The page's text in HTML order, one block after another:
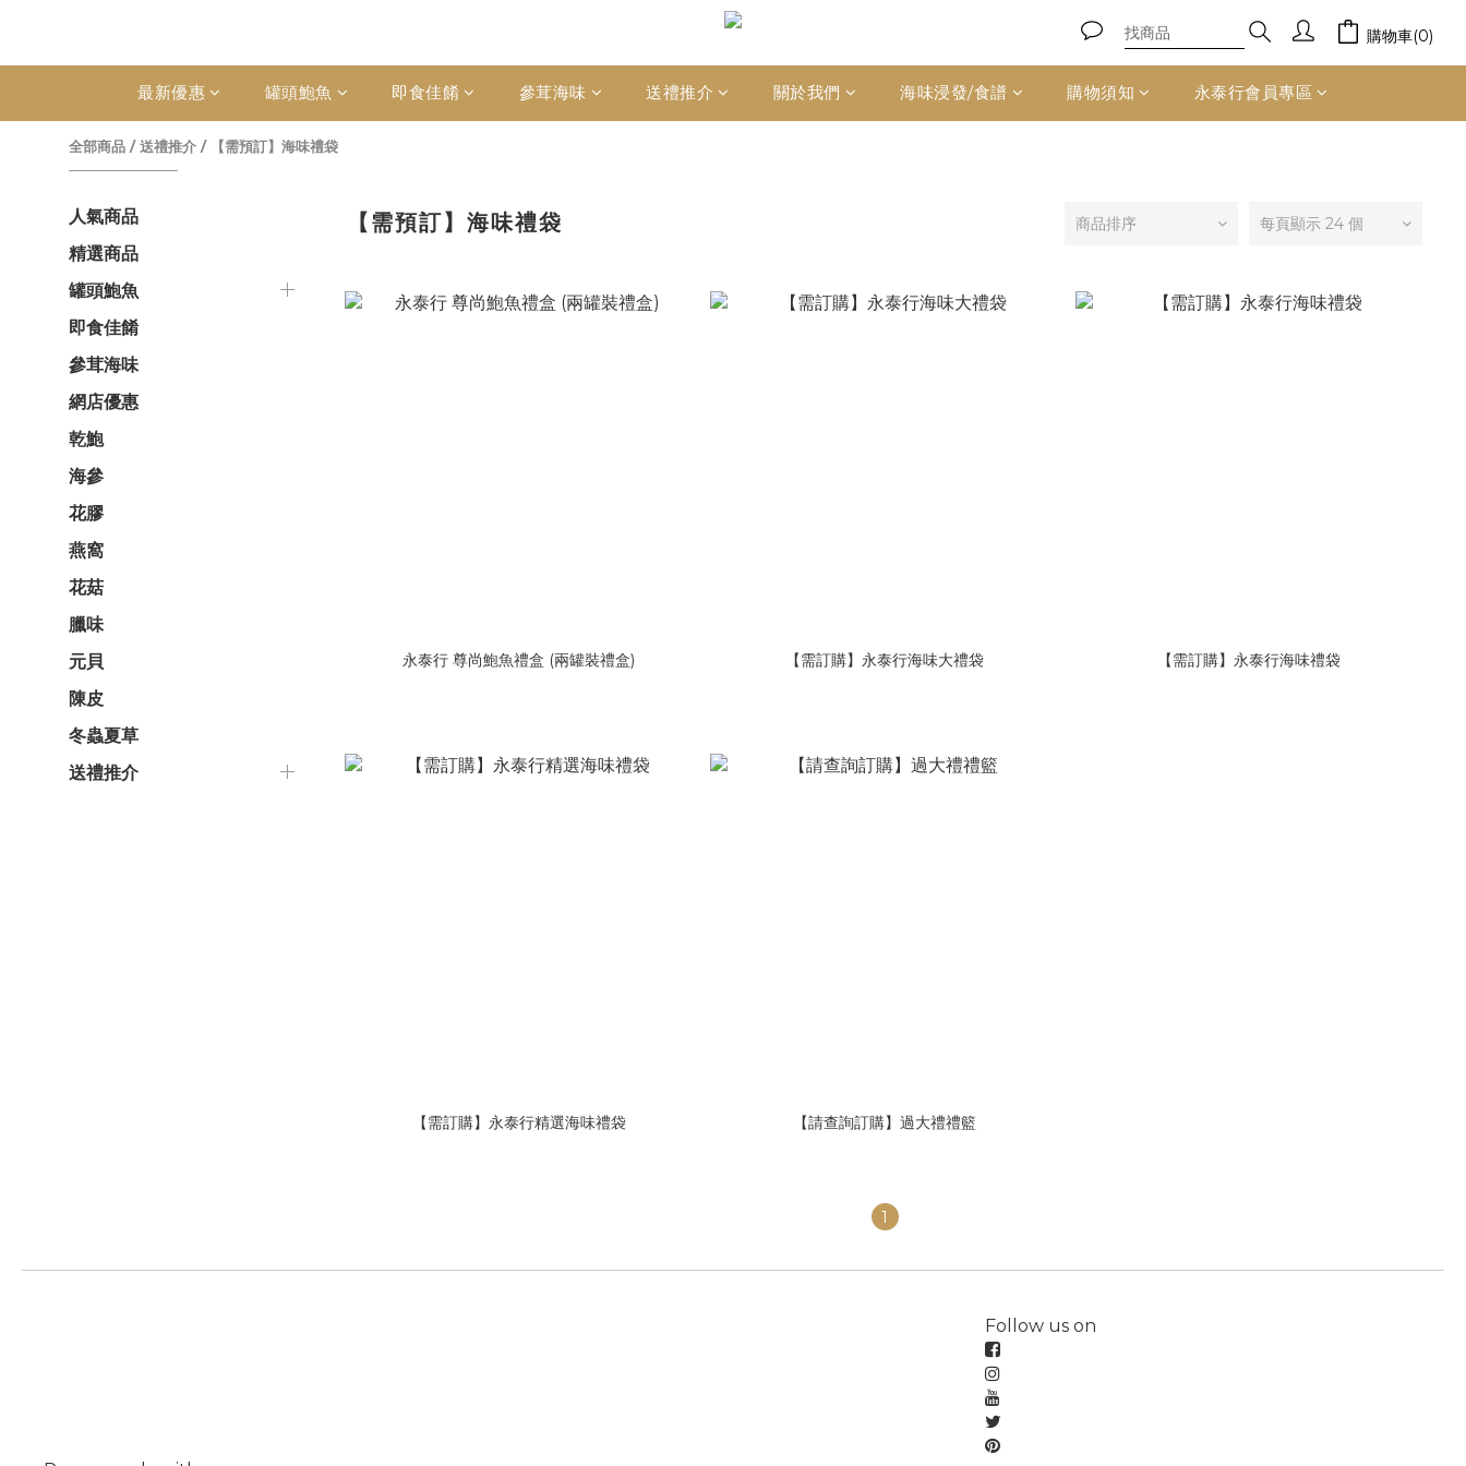
購物車(0)
最新優惠 罐頭鮑魚 即食佳餚 參茸海味 送禮推介 關於我們 海味浸發/食譜 購物須知 永泰行會員專區
全部商品 /送禮推介 / 【需預訂】海味禮袋
人氣商品
精選商品
罐頭鮑魚
即食佳餚
參茸海味
網店優惠
乾鮑
海參
花膠
燕窩
花菇
臘味
元貝
陳皮
冬蟲夏草
送禮推介
【需預訂】海味禮袋 商品排序 每頁顯示 24 個
永泰行 尊尚鮑魚禮盒 (兩罐裝禮盒) 【需訂購】永泰行海味大禮袋 【需訂購】永泰行海味禮袋
【需訂購】永泰行精選海味禮袋 【請查詢訂購】過大禮禮籃
1
Follow us on